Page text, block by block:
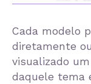
Cada modelo
diretamente
visualizado
daquele tema